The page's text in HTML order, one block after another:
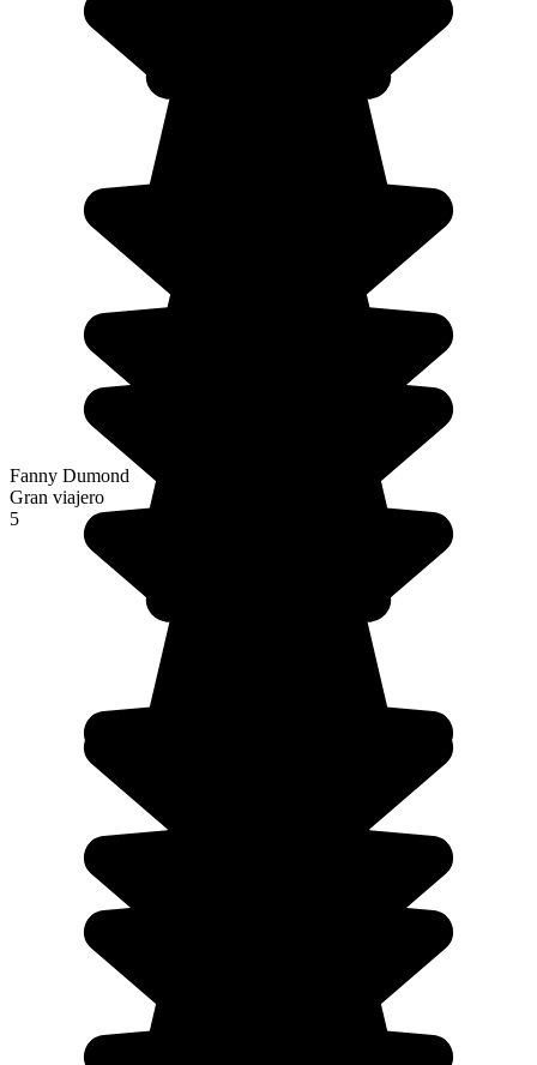
Fanny Dumond
Gran viajero
5